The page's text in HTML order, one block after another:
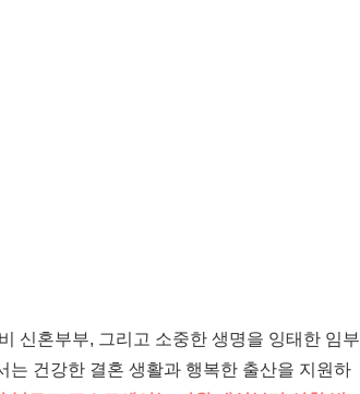
신혼부부, 그리고 소중한 생명을 잉태한 임부
건강한 결혼 생활과 행복한 출산을 지원하